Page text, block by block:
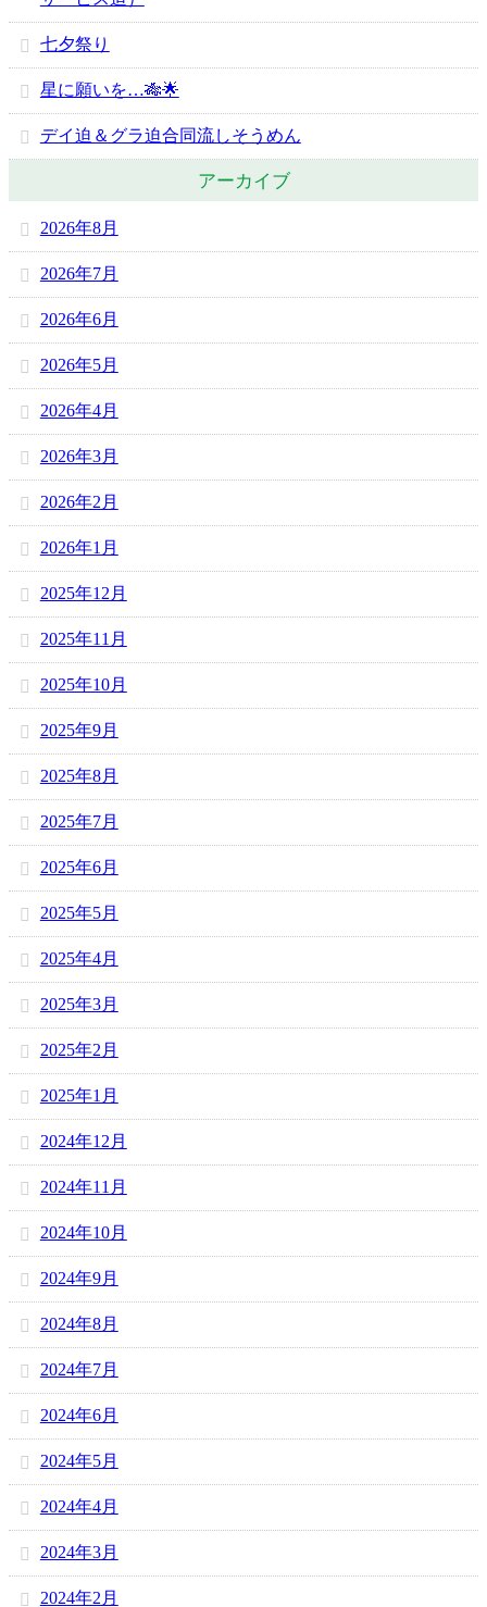
七夕祭り
星に願いを…🎋🌟
デイ迫＆グラ迫合同流しそうめん
アーカイブ
2026年8月
2026年7月
2026年6月
2026年5月
2026年4月
2026年3月
2026年2月
2026年1月
2025年12月
2025年11月
2025年10月
2025年9月
2025年8月
2025年7月
2025年6月
2025年5月
2025年4月
2025年3月
2025年2月
2025年1月
2024年12月
2024年11月
2024年10月
2024年9月
2024年8月
2024年7月
2024年6月
2024年5月
2024年4月
2024年3月
2024年2月